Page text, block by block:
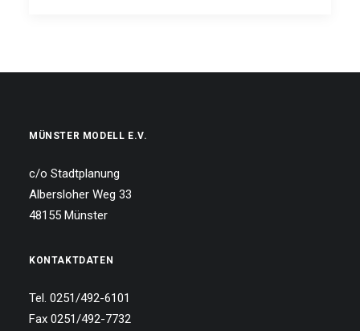
MÜNSTER MODELL E.V.
c/o Stadtplanung
Albersloher Weg 33
48155 Münster
KONTAKTDATEN
Tel. 0251/492-6101
Fax 0251/492-7732